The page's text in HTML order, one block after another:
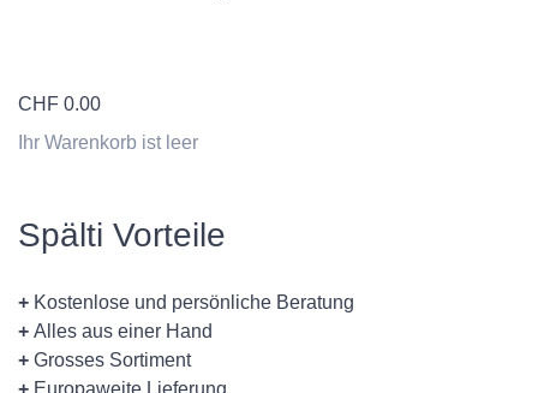
CHF 0.00
Ihr Warenkorb ist leer
Spälti Vorteile
+ Kostenlose und persönliche Beratung
+ Alles aus einer Hand
+ Grosses Sortiment
+ Europaweite Lieferung